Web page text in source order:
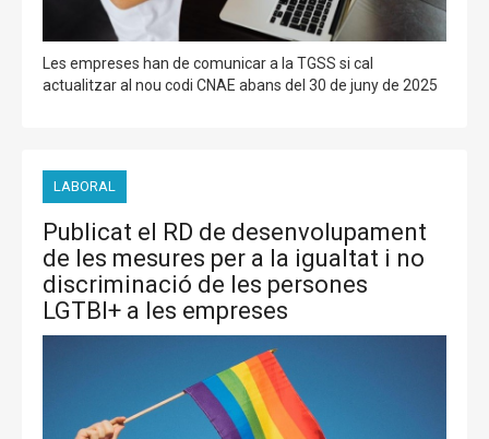
Les empreses han de comunicar a la TGSS si cal
actualitzar al nou codi CNAE abans del 30 de juny de 2025
LABORAL
Publicat el RD de desenvolupament
de les mesures per a la igualtat i no
discriminació de les persones
LGTBI+ a les empreses